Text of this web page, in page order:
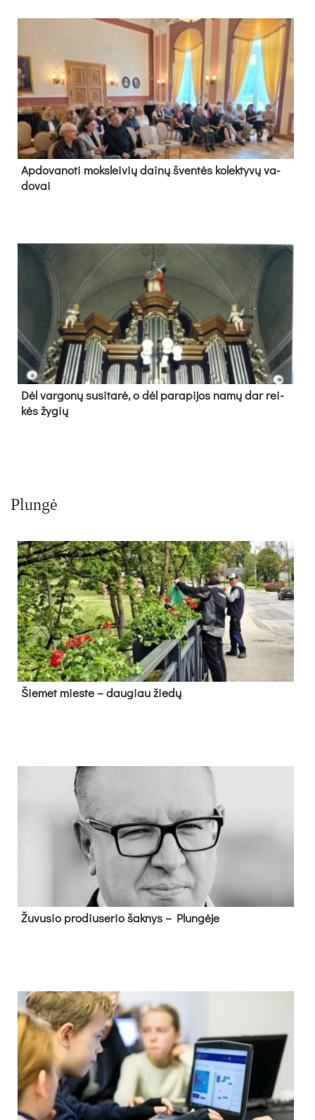
Ap­do­va­no­ti moks­lei­vių dai­nų šven­tės ko­lek­ty­vų va­
do­vai
Dėl var­go­nų su­si­ta­rė, o dėl pa­ra­pi­jos na­mų dar rei­
kės žy­gių
Plungė
Šie­met mies­te – dau­giau žie­dų
Žu­vu­sio pro­diu­se­rio šak­nys – Plun­gė­je